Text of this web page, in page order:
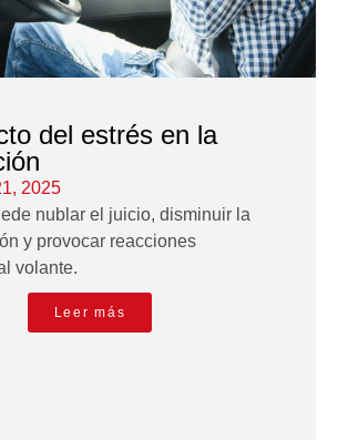
del estrés en la
2025
nublar el juicio, disminuir la
y provocar reacciones
volante.
Leer más